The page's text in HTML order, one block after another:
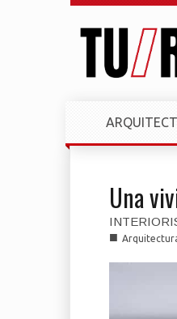
Una
■